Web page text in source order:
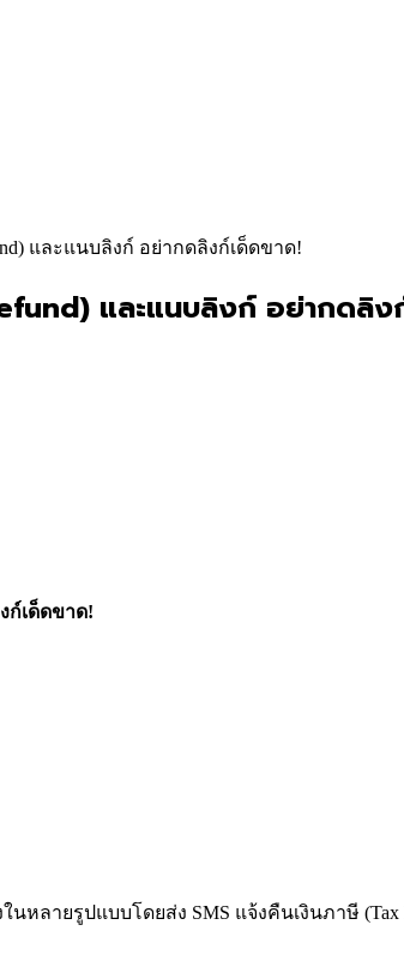
และแนบลิงก์ อย่ากดลิงก์เด็ดขาด!
และแนบลิงก์ อย่ากดลิง
ก์เด็ดขาด!
ายรูปแบบโดยส่ง SMS แจ้งคืนเงินภาษี (Tax